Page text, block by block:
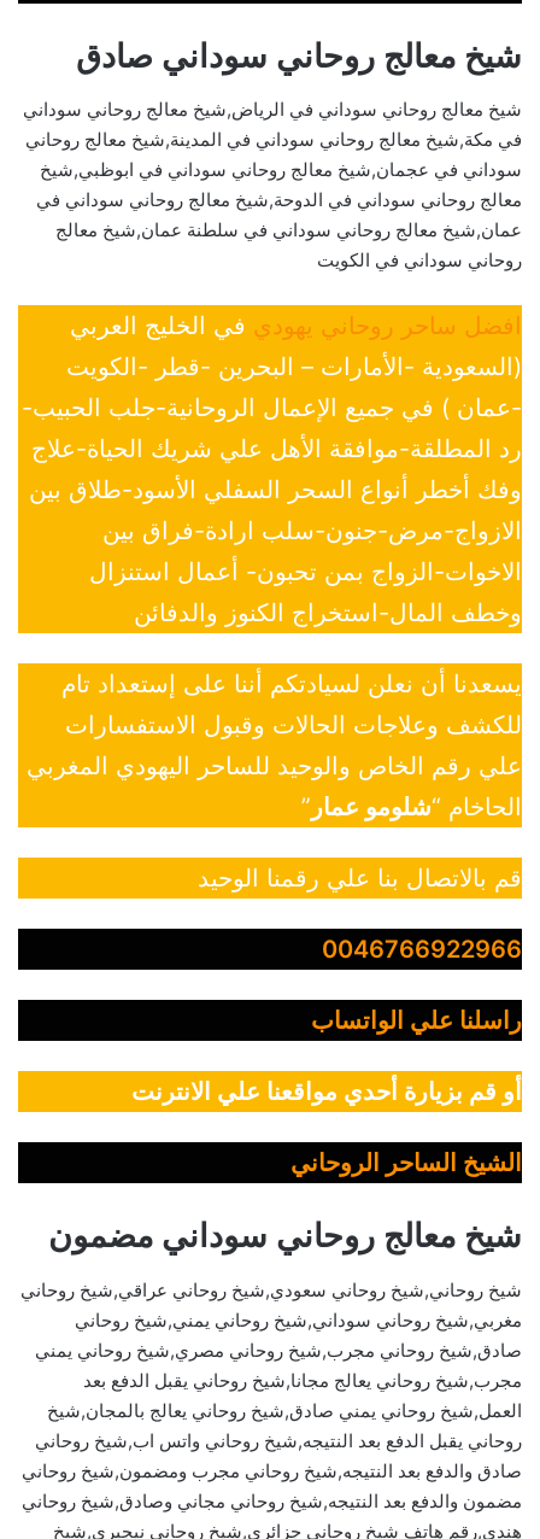
شيخ معالج روحاني سوداني صادق
شيخ معالج روحاني سوداني في الرياض,شيخ معالج روحاني سوداني
في مكة,شيخ معالج روحاني سوداني في المدينة,شيخ معالج روحاني
سوداني في عجمان,شيخ معالج روحاني سوداني في ابوظبي,شيخ
معالج روحاني سوداني في الدوحة,شيخ معالج روحاني سوداني في
عمان,شيخ معالج روحاني سوداني في سلطنة عمان,شيخ معالج
روحاني سوداني في الكويت
افضل ساحر روحاني يهودي في الخليج العربي
(السعودية -الأمارات – البحرين -قطر -الكويت
-عمان ) في جميع الإعمال الروحانية-جلب الحبيب-
رد المطلقة-موافقة الأهل علي شريك الحياة-علاج
وفك أخطر أنواع السحر السفلي الأسود-طلاق بين
الازواج-مرض-جنون-سلب ارادة-فراق بين
الاخوات-الزواج بمن تحبون- أعمال استنزال
وخطف المال-استخراج الكنوز والدفائن
يسعدنا أن نعلن لسيادتكم أننا على إستعداد تام
للكشف وعلاجات الحالات وقبول الاستفسارات
علي رقم الخاص والوحيد للساحر اليهودي المغربي
الحاخام “شلومو عمار ”
قم بالاتصال بنا علي رقمنا الوحيد
0046766922966
راسلنا علي الواتساب
أو قم بزيارة أحدي مواقعنا علي الانترنت
الشيخ الساحر الروحاني
شيخ معالج روحاني سوداني مضمون
شيخ روحاني,شيخ روحاني سعودي,شيخ روحاني عراقي,شيخ روحاني
مغربي,شيخ روحاني سوداني,شيخ روحاني يمني,شيخ روحاني
صادق,شيخ روحاني مجرب,شيخ روحاني مصري,شيخ روحاني يمني
مجرب,شيخ روحاني يعالج مجانا,شيخ روحاني يقبل الدفع بعد
العمل,شيخ روحاني يمني صادق,شيخ روحاني يعالج بالمجان,شيخ
روحاني يقبل الدفع بعد النتيجه,شيخ روحاني واتس اب,شيخ روحاني
صادق والدفع بعد النتيجه,شيخ روحاني مجرب ومضمون,شيخ روحاني
مضمون والدفع بعد النتيجه,شيخ روحاني مجاني وصادق,شيخ روحاني
هندي,رقم هاتف شيخ روحاني جزائري,شيخ روحاني نيجيري,شيخ